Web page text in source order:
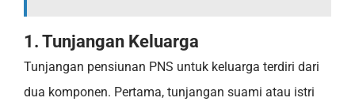
1. Tunjangan Keluarga
Tunjangan pensiunan PNS untuk keluarga terdiri dari
dua komponen. Pertama, tunjangan suami atau istri